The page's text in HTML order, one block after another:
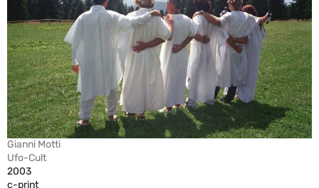
Gianni Motti
Ufo-Cult
2003
c-print